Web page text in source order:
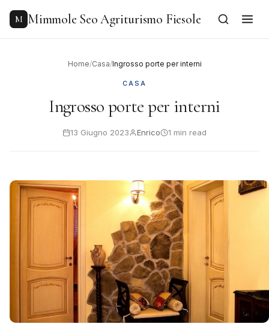
content
M Mimmole Seo Agriturismo Fiesole
Home/Casa/Ingrosso porte per interni
CASA
Ingrosso porte per interni
13 Giugno 2023 Enrico 1 min read